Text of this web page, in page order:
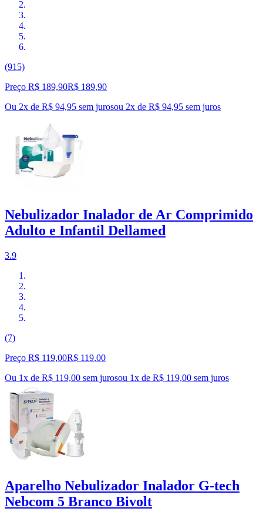
(915)
Preço R$ 189,90R$ 189,90
Ou 2x de R$ 94,95 sem jurosou 2x de R$ 94,95 sem juros
Nebulizador Inalador de Ar Comprimido
Adulto e Infantil Dellamed
3.9
(7)
Preço R$ 119,00R$ 119,00
Ou 1x de R$ 119,00 sem jurosou 1x de R$ 119,00 sem juros
Aparelho Nebulizador Inalador G-tech
Nebcom 5 Branco Bivolt